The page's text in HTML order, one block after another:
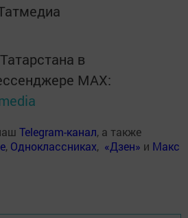
в
MАХ:
Telegram-канал, а также
, Одноклассниках, «Дзен» и Макс